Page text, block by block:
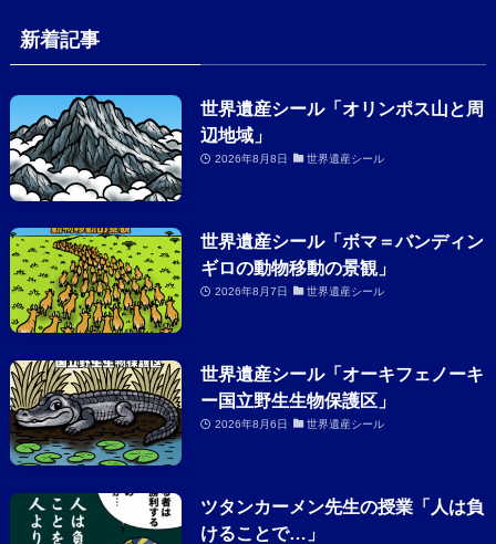
新着記事
世界遺産シール「オリンポス山と周
辺地域」
2026年8月8日 世界遺産シール
世界遺産シール「ボマ＝バンディン
ギロの動物移動の景観」
2026年8月7日 世界遺産シール
世界遺産シール「オーキフェノーキ
ー国立野生生物保護区」
2026年8月6日 世界遺産シール
ツタンカーメン先生の授業「人は負
けることで…」